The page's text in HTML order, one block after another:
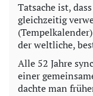
Tatsache ist,
gleichzeitig
der weltliche,
Alle 52 Jahre
einer
dachte man